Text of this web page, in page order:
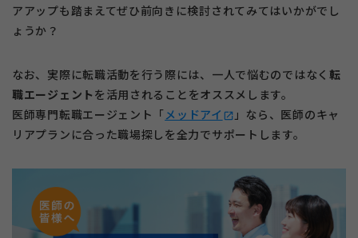
アアップも踏まえてぜひ前向きに検討されてみてはいかがでし
ょうか？
なお、実際に転職活動を行う際には、一人で悩むのではなく 転
職エージェント を活用されることをオススメします。
医師専門転職エージェント「メッドアイ open_in_new 」なら、医師のキャ
リアプランに合った職場探しを全力でサポートします。